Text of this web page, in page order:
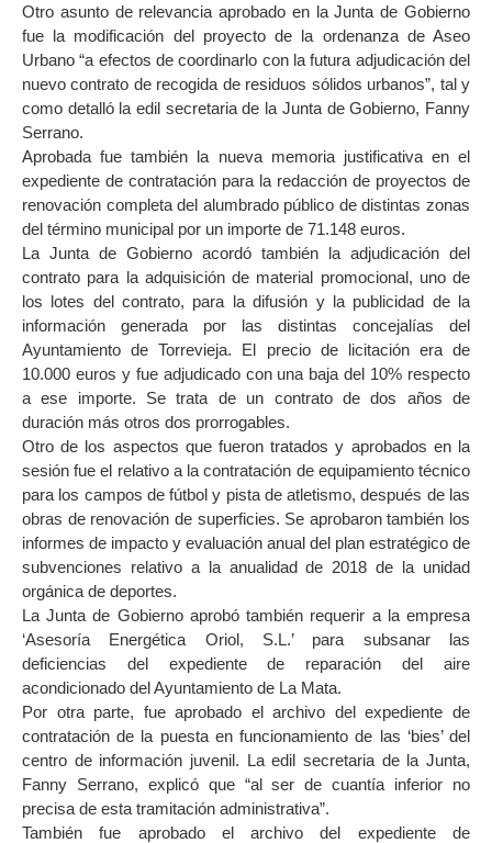
Otro asunto de relevancia aprobado en la Junta de Gobierno
fue la modificación del proyecto de la ordenanza de Aseo
Urbano “a efectos de coordinarlo con la futura adjudicación del
nuevo contrato de recogida de residuos sólidos urbanos”, tal y
como detalló la edil secretaria de la Junta de Gobierno, Fanny
Serrano.
Aprobada fue también la nueva memoria justificativa en el
expediente de contratación para la redacción de proyectos de
renovación completa del alumbrado público de distintas zonas
del término municipal por un importe de 71.148 euros.
La Junta de Gobierno acordó también la adjudicación del
contrato para la adquisición de material promocional, uno de
los lotes del contrato, para la difusión y la publicidad de la
información generada por las distintas concejalías del
Ayuntamiento de Torrevieja. El precio de licitación era de
10.000 euros y fue adjudicado con una baja del 10% respecto
a ese importe. Se trata de un contrato de dos años de
duración más otros dos prorrogables.
Otro de los aspectos que fueron tratados y aprobados en la
sesión fue el relativo a la contratación de equipamiento técnico
para los campos de fútbol y pista de atletismo, después de las
obras de renovación de superficies. Se aprobaron también los
informes de impacto y evaluación anual del plan estratégico de
subvenciones relativo a la anualidad de 2018 de la unidad
orgánica de deportes.
La Junta de Gobierno aprobó también requerir a la empresa
‘Asesoría Energética Oriol, S.L.’ para subsanar las
deficiencias del expediente de reparación del aire
acondicionado del Ayuntamiento de La Mata.
Por otra parte, fue aprobado el archivo del expediente de
contratación de la puesta en funcionamiento de las ‘bies’ del
centro de información juvenil. La edil secretaria de la Junta,
Fanny Serrano, explicó que “al ser de cuantía inferior no
precisa de esta tramitación administrativa”.
También fue aprobado el archivo del expediente de